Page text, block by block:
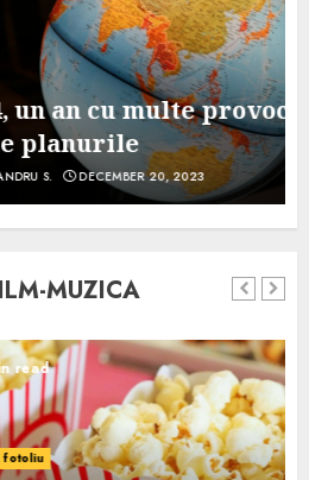
provocari pe
20, 2023
MUZICA